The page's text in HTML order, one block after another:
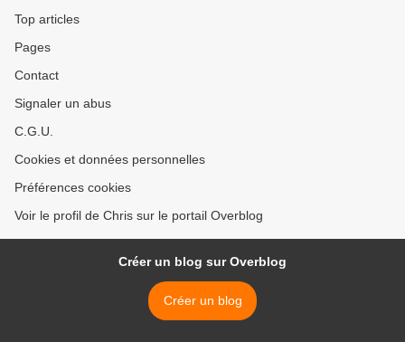
Top articles
Pages
Contact
Signaler un abus
C.G.U.
Cookies et données personnelles
Préférences cookies
Voir le profil de Chris sur le portail Overblog
Créer un blog sur Overblog
Créer un blog